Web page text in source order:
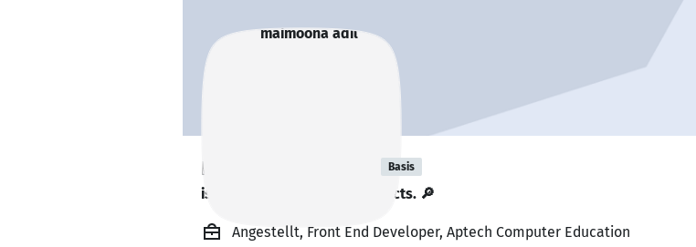
maimoona adil Basis
is looking for freelance projects. 🔎
Angestellt, Front End Developer, Aptech Computer Education